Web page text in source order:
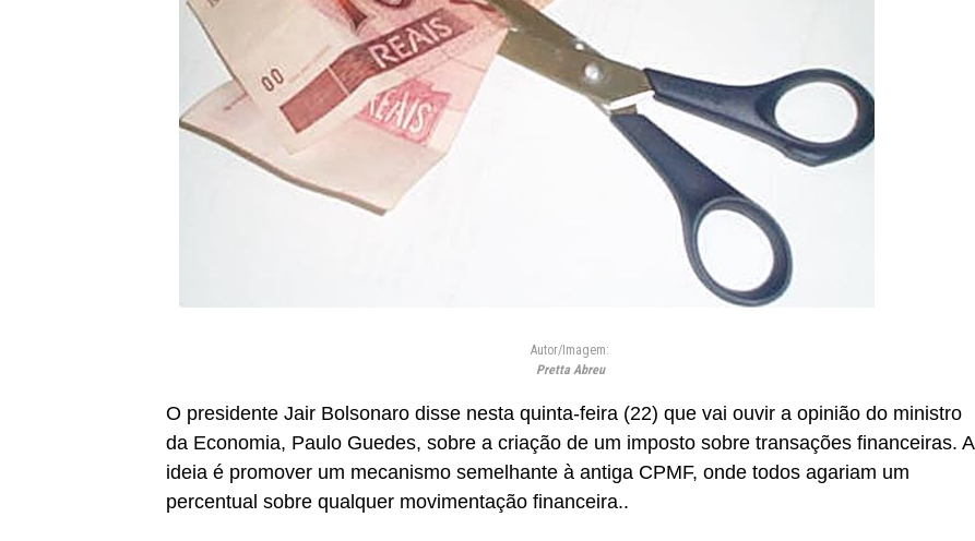
Autor/Imagem:
Pretta Abreu
O presidente Jair Bolsonaro disse nesta quinta-feira (22) que vai ouvir a opinião do ministro
da Economia, Paulo Guedes, sobre a criação de um imposto sobre transações financeiras. A
ideia é promover um mecanismo semelhante à antiga CPMF, onde todos agariam um
percentual sobre qualquer movimentação financeira..